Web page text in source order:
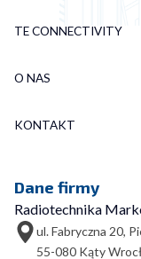
TE CONNECTIVITY
O NAS
KONTAKT
Dane firmy
Radiotechnika
ul. Fabryczna 20,
55-080 Kąty